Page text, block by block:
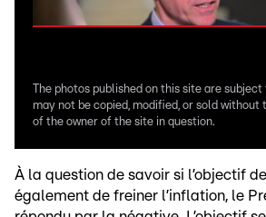
The photos published on this site are
may not be copied, modified, or sold without
of the owner of the site in question.
À la question de savoir si l’objectif
également de freiner l’inflation, le